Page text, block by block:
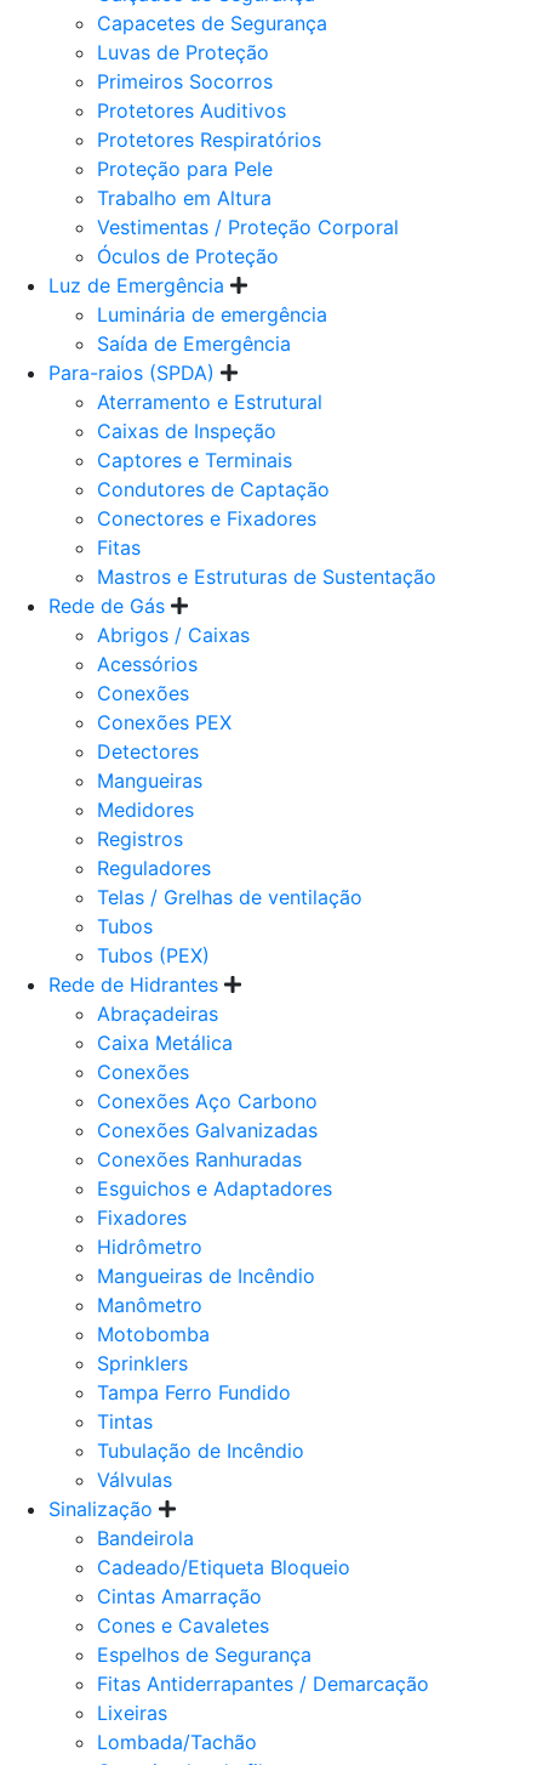
Capacetes de Segurança
Luvas de Proteção
Primeiros Socorros
Protetores Auditivos
Protetores Respiratórios
Proteção para Pele
Trabalho em Altura
Vestimentas / Proteção Corporal
Óculos de Proteção
Luz de Emergência
Luminária de emergência
Saída de Emergência
Para-raios (SPDA)
Aterramento e Estrutural
Caixas de Inspeção
Captores e Terminais
Condutores de Captação
Conectores e Fixadores
Fitas
Mastros e Estruturas de Sustentação
Rede de Gás
Abrigos / Caixas
Acessórios
Conexões
Conexões PEX
Detectores
Mangueiras
Medidores
Registros
Reguladores
Telas / Grelhas de ventilação
Tubos
Tubos (PEX)
Rede de Hidrantes
Abraçadeiras
Caixa Metálica
Conexões
Conexões Aço Carbono
Conexões Galvanizadas
Conexões Ranhuradas
Esguichos e Adaptadores
Fixadores
Hidrômetro
Mangueiras de Incêndio
Manômetro
Motobomba
Sprinklers
Tampa Ferro Fundido
Tintas
Tubulação de Incêndio
Válvulas
Sinalização
Bandeirola
Cadeado/Etiqueta Bloqueio
Cintas Amarração
Cones e Cavaletes
Espelhos de Segurança
Fitas Antiderrapantes / Demarcação
Lixeiras
Lombada/Tachão